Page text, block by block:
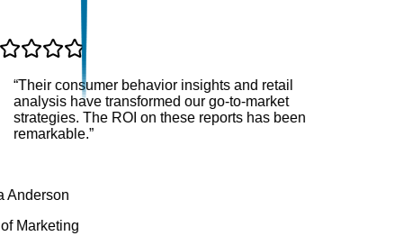
Their consumer behavior insights and retail
analysis have transformed our go-to-market
strategies. The ROI on these reports has been
remarkable.”
Marketing